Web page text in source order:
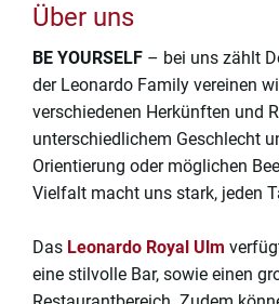
Über uns
BE YOURSELF – bei uns zählt
der Leonardo Family vereinen
verschiedenen Herkünften und
unterschiedlichem Geschlecht
Orientierung oder möglichen
Vielfalt macht uns stark, jeden
Das Leonardo Royal Ulm
eine stilvolle Bar, sowie einen